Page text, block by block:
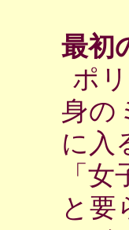
最初
ポ
身の
に入
「
と